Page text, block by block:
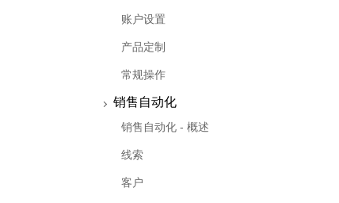
账户设置
产品定制
常规操作
销售自动化
销售自动化 - 概述
线索
客户